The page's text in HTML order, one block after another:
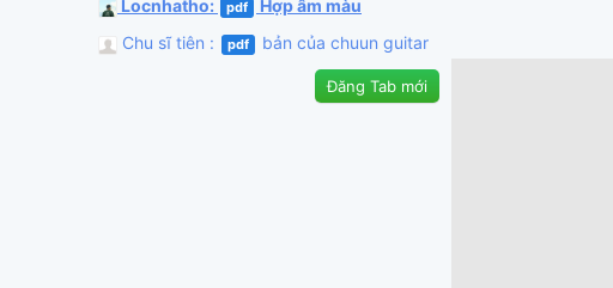
Locnhatho: pdf
Hợp âm màu
Chu sĩ tiên : pdf bản của chuun guitar
Đăng Tab mới